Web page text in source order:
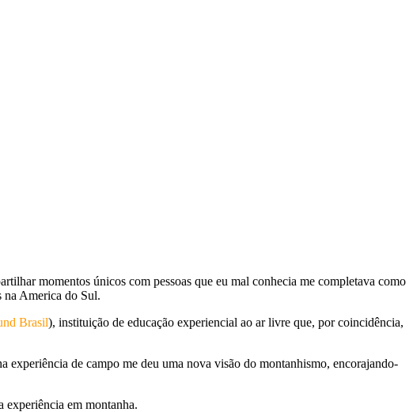
momentos únicos com pessoas que eu mal conhecia me completava como
na America do Sul.
Brasil), instituição de educação experiencial ao ar livre que, por coincidência,
de campo me deu uma nova visão do montanhismo, encorajando-
em montanha.